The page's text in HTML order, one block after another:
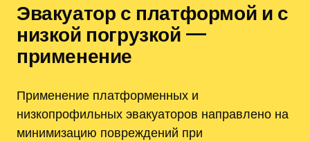
Эвакуатор с платформой и с
низкой погрузкой —
применение
Применение платформенных и
низкопрофильных эвакуаторов направлено на
минимизацию повреждений при